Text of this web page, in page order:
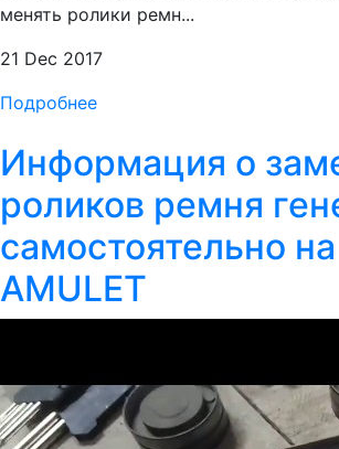
менять ролики ремн...
21 Dec 2017
Подробнее
Информация о
роликов ремня
самостоятельно
AMULET